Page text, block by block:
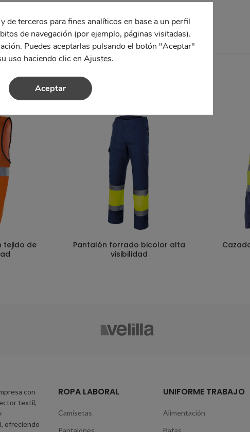
tejido de
Pantalón forrado bicolor alta
visibilidad
con
textil,
ofreciendo
ROPA LABORAL
Camisetas
Pantalones
UNIFORME TRABAJO
Alimentación
Batas
de terceros para fines analíticos en base a un perfil
de navegación (por ejemplo, páginas visitadas).
Puedes aceptarlas pulsando el botón "Aceptar"
uso haciendo clic enAjustes.
Aceptar